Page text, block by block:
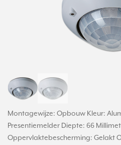
Montagewijze: Opbouw Kleur:
Presentiemelder Diepte: 66
Oppervlaktebescherming: Gelakt